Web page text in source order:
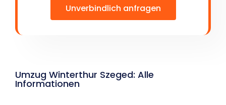
Unverbindlich anfragen
Umzug Winterthur Szeged: Alle
Informationen